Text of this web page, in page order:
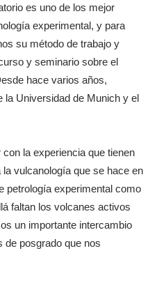
es uno de los mejor
experimental, y para
su método de trabajo y
y seminario sobre el
hace varios años,
la Universidad de Munich y el
la experiencia que tienen
vulcanología que se hace en
petrología experimental como
faltan los volcanes activos
un importante intercambio
de posgrado que nos